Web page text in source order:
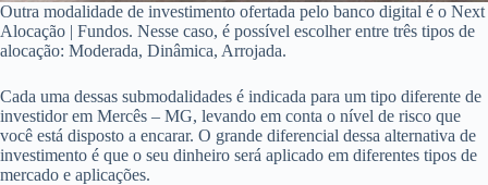
Outra modalidade de investimento ofertada pelo banco digital é o Next
Alocação | Fundos. Nesse caso, é possível escolher entre três tipos de
alocação: Moderada, Dinâmica, Arrojada.
Cada uma dessas submodalidades é indicada para um tipo diferente de
investidor em Mercês – MG, levando em conta o nível de risco que
você está disposto a encarar. O grande diferencial dessa alternativa de
investimento é que o seu dinheiro será aplicado em diferentes tipos de
mercado e aplicações.